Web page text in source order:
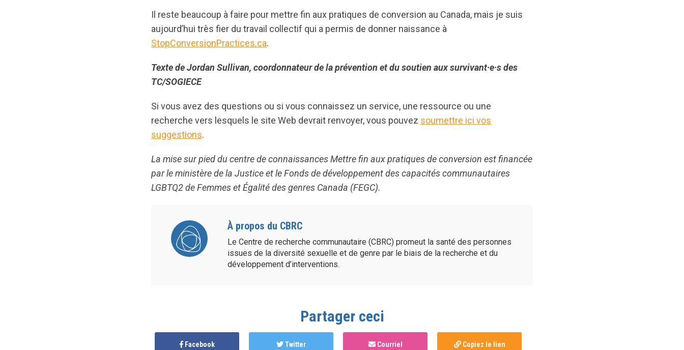
Il reste beaucoup à faire pour mettre fin aux pratiques de conversion au Canada, mais je suis
aujourd’hui très fier du travail collectif qui a permis de donner naissance à
StopConversionPractices.ca.
Texte de Jordan Sullivan, coordonnateur de la prévention et du soutien aux survivant·e·s des
TC/SOGIECE
Si vous avez des questions ou si vous connaissez un service, une ressource ou une
recherche vers lesquels le site Web devrait renvoyer, vous pouvez soumettre ici vos
suggestions.
La mise sur pied du centre de connaissances Mettre fin aux pratiques de conversion est financée
par le ministère de la Justice et le Fonds de développement des capacités communautaires
LGBTQ2 de Femmes et Égalité des genres Canada (FEGC).
À propos du CBRC
Le Centre de recherche communautaire (CBRC) promeut la santé des personnes
issues de la diversité sexuelle et de genre par le biais de la recherche et du
développement d’interventions.
Partager ceci
Facebook Twitter Courriel Copiez le lien